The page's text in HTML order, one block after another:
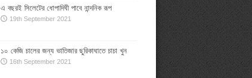
এ বছরই সিলেটের ধোপাদিঘী পাবে নান্দনিক রূপ
19th September 2021
১০ কেজি চালের জন্য ভাতিজার ছুরিকাঘাতে চাচা খুন
16th September 2021